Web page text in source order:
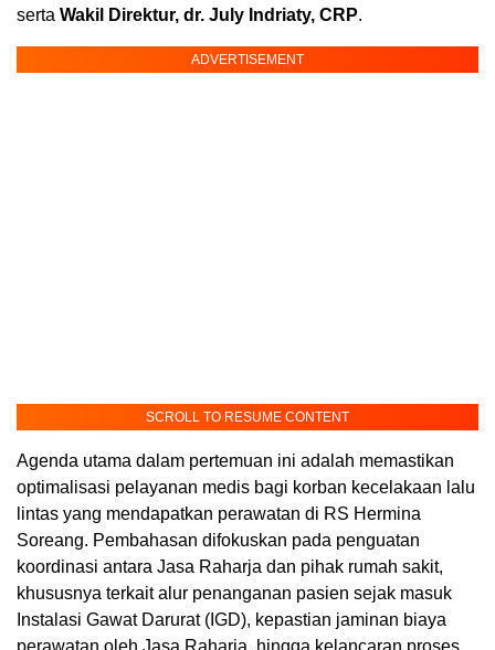
serta Wakil Direktur, dr. July Indriaty, CRP.
ADVERTISEMENT
SCROLL TO RESUME CONTENT
Agenda utama dalam pertemuan ini adalah memastikan
optimalisasi pelayanan medis bagi korban kecelakaan lalu
lintas yang mendapatkan perawatan di RS Hermina
Soreang. Pembahasan difokuskan pada penguatan
koordinasi antara Jasa Raharja dan pihak rumah sakit,
khususnya terkait alur penanganan pasien sejak masuk
Instalasi Gawat Darurat (IGD), kepastian jaminan biaya